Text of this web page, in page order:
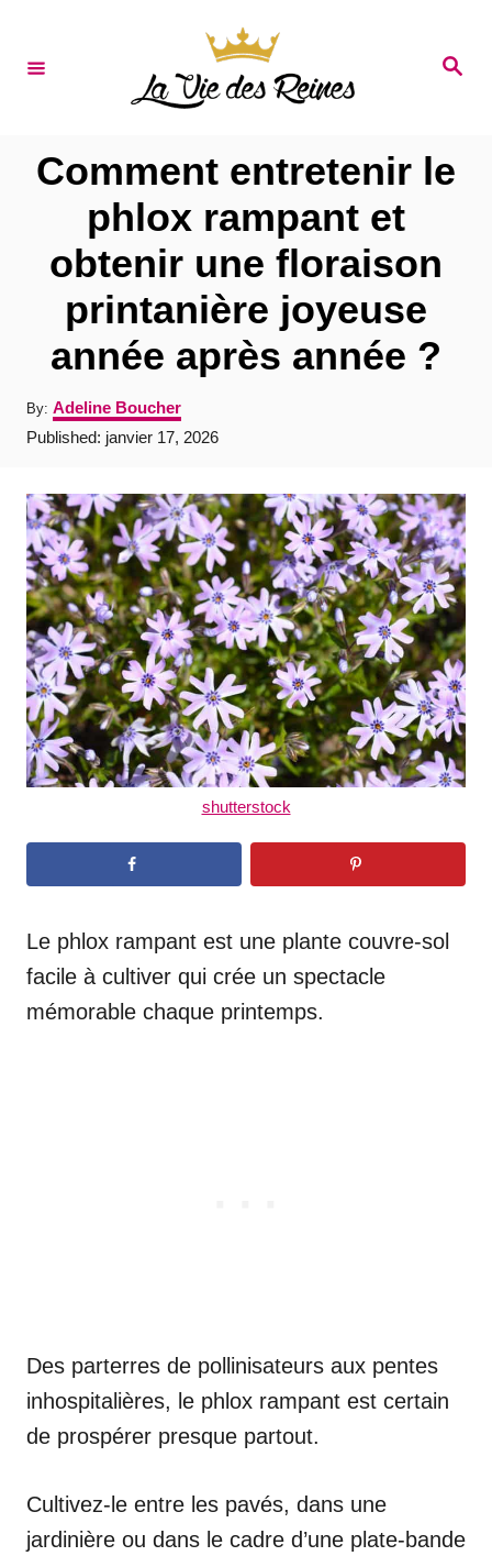
S
Comment entretenir le
phlox rampant et
obtenir une floraison
printanière joyeuse
année après année ?
By: A
u
t
o
r
Adeline Boucher
P
t
e
d
o
n
Published: janvier 17, 2026
shutterstock
Le phlox rampant est une plante couvre-sol
facile à cultiver qui crée un spectacle
mémorable chaque printemps.
Des parterres de pollinisateurs aux pentes
inhospitalières, le phlox rampant est certain
de prospérer presque partout.
Cultivez-le entre les pavés, dans une
jardinière ou dans le cadre d’une plate-bande